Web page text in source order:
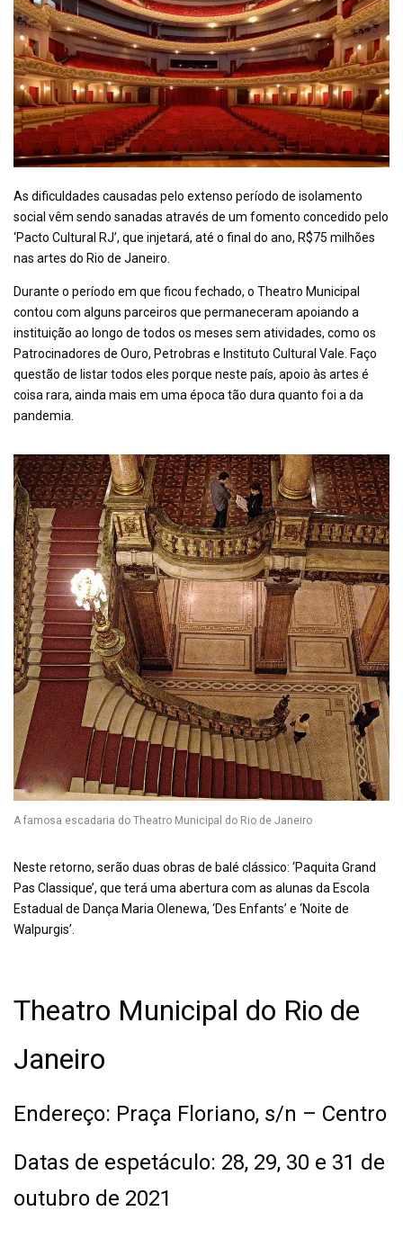
As dificuldades causadas pelo extenso período de isolamento
social vêm sendo sanadas através de um fomento concedido pelo
‘Pacto Cultural RJ’, que injetará, até o final do ano, R$75 milhões
nas artes do Rio de Janeiro.
Durante o período em que ficou fechado, o Theatro Municipal
contou com alguns parceiros que permaneceram apoiando a
instituição ao longo de todos os meses sem atividades, como os
Patrocinadores de Ouro, Petrobras e Instituto Cultural Vale. Faço
questão de listar todos eles porque neste país, apoio às artes é
coisa rara, ainda mais em uma época tão dura quanto foi a da
pandemia.
A famosa escadaria do Theatro Municipal do Rio de Janeiro
Neste retorno, serão duas obras de balé clássico: ‘Paquita Grand
Pas Classique’, que terá uma abertura com as alunas da Escola
Estadual de Dança Maria Olenewa, ‘Des Enfants’ e ‘Noite de
Walpurgis’.
Theatro Municipal do Rio de
Janeiro
Endereço: Praça Floriano, s/n – Centro
Datas de espetáculo: 28, 29, 30 e 31 de
outubro de 2021